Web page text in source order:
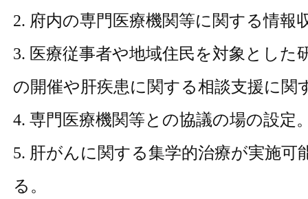
2. 府内の専門医療機関等に関する情報
3. 医療従事者や地域住民を対象とした
の開催や肝疾患に関する相談支援に関
4. 専門医療機関等との協議の場の設定
5. 肝がんに関する集学的治療が実施可
る。